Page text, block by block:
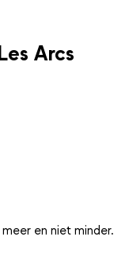
Arcs
en niet minder.